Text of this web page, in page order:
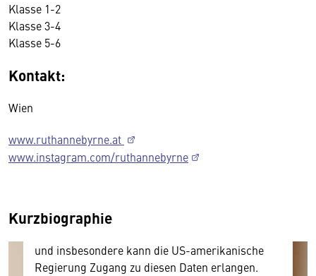
Klasse 1-2
Klasse 3-4
Klasse 5-6
Kontakt:
Wien
www.ruthannebyrne.at
www.instagram.com/ruthannebyrne
Kurzbiographie
Wir benötigen Ihre Zustimmung
Ihre Zustimmung, da Ihr Browser
personenbezogene technische Daten zu Geräten
Diese Daten unterliegen keinem dem EU-
und insbesondere kann die US-amerikanische
Regierung Zugang zu diesen Daten erlangen.